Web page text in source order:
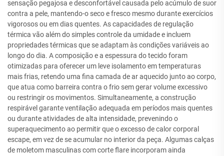
sensação pegajosa e desconfortável causada pelo acúmulo de suor
contra a pele, mantendo-o seco e fresco mesmo durante exercícios
vigorosos ou em dias quentes. As capacidades de regulação
térmica vão além do simples controle da umidade e incluem
propriedades térmicas que se adaptam às condições variáveis ao
longo do dia. A composição e a espessura do tecido foram
otimizadas para oferecer um leve isolamento em temperaturas
mais frias, retendo uma fina camada de ar aquecido junto ao corpo,
que atua como barreira contra o frio sem gerar volume excessivo
ou restringir os movimentos. Simultaneamente, a construção
respirável garante ventilação adequada em períodos mais quentes
ou durante atividades de alta intensidade, prevenindo o
superaquecimento ao permitir que o excesso de calor corporal
escape, em vez de se acumular no interior da peça. Algumas calças
de moletom masculinas com corte flare incorporam ainda